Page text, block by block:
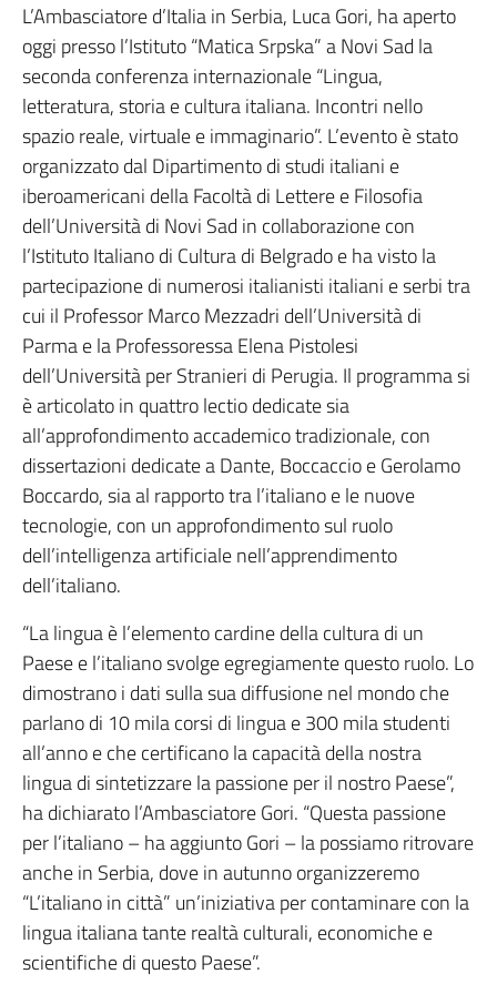
L’Ambasciatore d’Italia in Serbia, Luca Gori, ha aperto
oggi presso l’Istituto “Matica Srpska” a Novi Sad la
seconda conferenza internazionale “Lingua,
letteratura, storia e cultura italiana. Incontri nello
spazio reale, virtuale e immaginario”. L’evento è stato
organizzato dal Dipartimento di studi italiani e
iberoamericani della Facoltà di Lettere e Filosofia
dell’Università di Novi Sad in collaborazione con
l’Istituto Italiano di Cultura di Belgrado e ha visto la
partecipazione di numerosi italianisti italiani e serbi tra
cui il Professor Marco Mezzadri dell’Università di
Parma e la Professoressa Elena Pistolesi
dell’Università per Stranieri di Perugia. Il programma si
è articolato in quattro lectio dedicate sia
all’approfondimento accademico tradizionale, con
dissertazioni dedicate a Dante, Boccaccio e Gerolamo
Boccardo, sia al rapporto tra l’italiano e le nuove
tecnologie, con un approfondimento sul ruolo
dell’intelligenza artificiale nell’apprendimento
dell’italiano.
“La lingua è l’elemento cardine della cultura di un
Paese e l’italiano svolge egregiamente questo ruolo. Lo
dimostrano i dati sulla sua diffusione nel mondo che
parlano di 10 mila corsi di lingua e 300 mila studenti
all’anno e che certificano la capacità della nostra
lingua di sintetizzare la passione per il nostro Paese”,
ha dichiarato l’Ambasciatore Gori. “Questa passione
per l’italiano – ha aggiunto Gori – la possiamo ritrovare
anche in Serbia, dove in autunno organizzeremo
“L’italiano in città” un’iniziativa per contaminare con la
lingua italiana tante realtà culturali, economiche e
scientifiche di questo Paese”.